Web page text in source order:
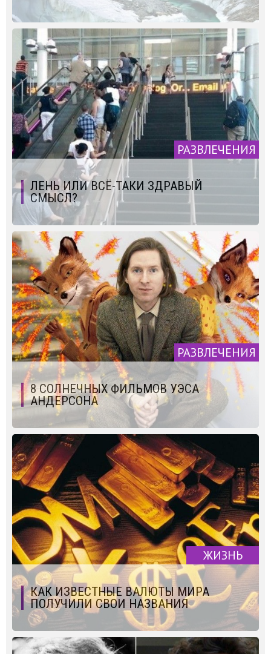
РАЗВЛЕЧЕНИЯ
ЛЕНЬ ИЛИ ВСЁ-ТАКИ ЗДРАВЫЙ
СМЫСЛ?
РАЗВЛЕЧЕНИЯ
8 СОЛНЕЧНЫХ ФИЛЬМОВ УЭСА
АНДЕРСОНА
ЖИЗНЬ
КАК ИЗВЕСТНЫЕ ВАЛЮТЫ МИРА
ПОЛУЧИЛИ СВОИ НАЗВАНИЯ